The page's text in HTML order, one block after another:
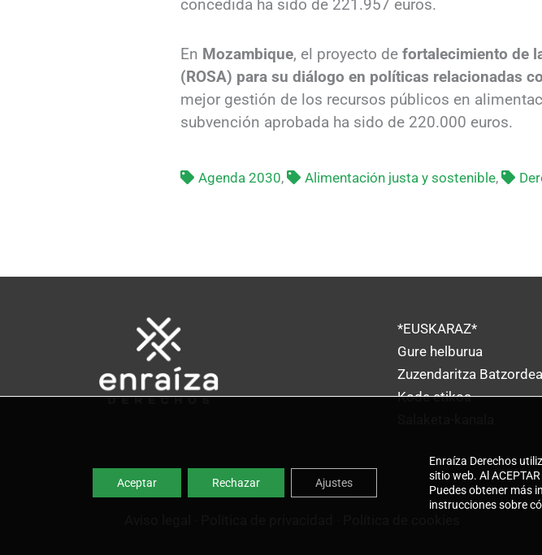
concedida ha sido de 221.957 euros.
En Mozambique, el proyecto de fortalecimiento de
(ROSA) para su diálogo en políticas relacionadas
mejor gestión de los recursos públicos en
subvención aprobada ha sido de 220.000 euros.
Agenda 2030, Alimentación justa y sostenible,
*EUSKARAZ*
Gure helburua
Zuzendaritza Batzordea
Kode etikoa
Enraíza Derechos
sitio web. Al
Puedes obtener más
instrucciones sobre
Aceptar Rechazar Ajustes